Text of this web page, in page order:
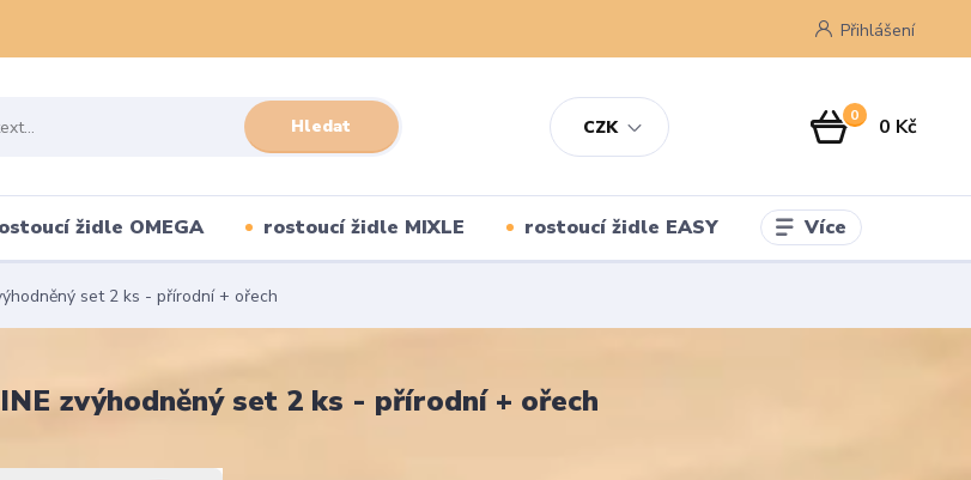
CZK
Přihlášení
Hledat 0 0 Kč
židle OMEGA rostoucí židle MIXLE rostoucí židle EASY Více
set 2 ks - přírodní + ořech
zvýhodněný set 2 ks - přírodní + ořech